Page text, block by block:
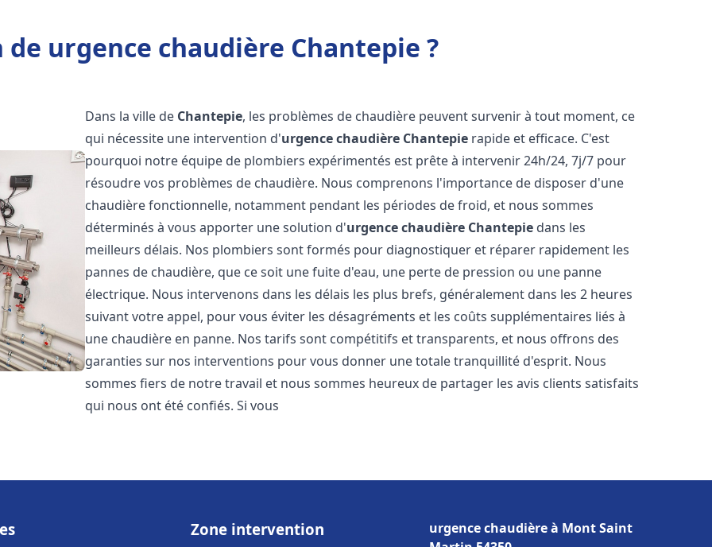
de urgence chaudière Chantepie ?
Dans la ville de Chantepie, les problèmes de chaudière peuvent survenir à tout moment, ce
qui nécessite une intervention d'urgence chaudière Chantepie rapide et efficace. C'est
pourquoi notre équipe de plombiers expérimentés est prête à intervenir 24h/24, 7j/7 pour
résoudre vos problèmes de chaudière. Nous comprenons l'importance de disposer d'une
chaudière fonctionnelle, notamment pendant les périodes de froid, et nous sommes
déterminés à vous apporter une solution d'urgence chaudière Chantepie dans les
meilleurs délais. Nos plombiers sont formés pour diagnostiquer et réparer rapidement les
pannes de chaudière, que ce soit une fuite d'eau, une perte de pression ou une panne
électrique. Nous intervenons dans les délais les plus brefs, généralement dans les 2 heures
suivant votre appel, pour vous éviter les désagréments et les coûts supplémentaires liés à
une chaudière en panne. Nos tarifs sont compétitifs et transparents, et nous offrons des
garanties sur nos interventions pour vous donner une totale tranquillité d'esprit. Nous
sommes fiers de notre travail et nous sommes heureux de partager les avis clients satisfaits
qui nous ont été confiés. Si vous
Zone intervention
urgence chaudière à Mont Saint